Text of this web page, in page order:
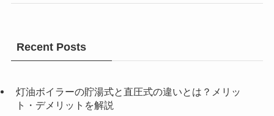
Recent Posts
灯油ボイラーの貯湯式と直圧式の違いとは？メリッ
ト・デメリットを解説